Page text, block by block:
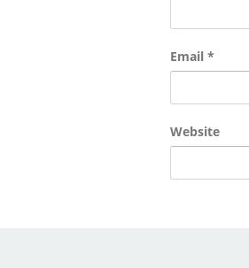
Email *
Website